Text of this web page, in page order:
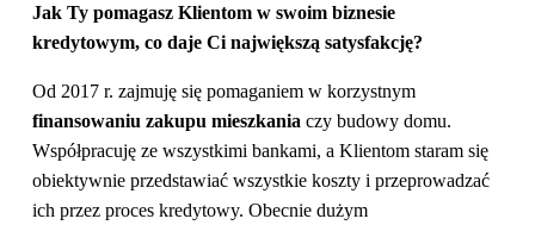
Jak Ty pomagasz Klientom w swoim biznesie
kredytowym, co daje Ci największą satysfakcję?
Od 2017 r. zajmuję się pomaganiem w korzystnym
finansowaniu zakupu mieszkania czy budowy domu.
Współpracuję ze wszystkimi bankami, a Klientom staram się
obiektywnie przedstawiać wszystkie koszty i przeprowadzać
ich przez proces kredytowy. Obecnie dużym